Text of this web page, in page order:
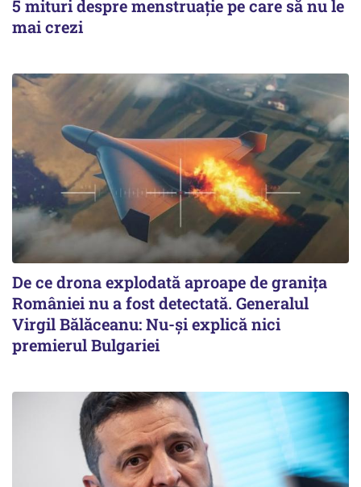
5 mituri despre menstruație pe care să nu le
mai crezi
De ce drona explodată aproape de granița
României nu a fost detectată. Generalul
Virgil Bălăceanu: Nu-și explică nici
premierul Bulgariei